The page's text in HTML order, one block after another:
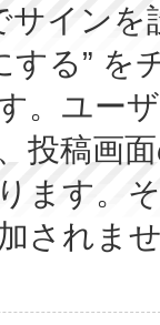
サイン
する”
。ユー
投稿画
ます。
されま